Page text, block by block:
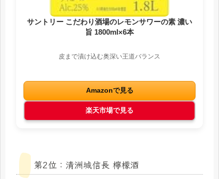
サントリー こだわり酒場のレモンサワーの素 濃い
旨 1800ml×6本
皮まで漬け込む奥深い王道バランス
Amazonで見る
楽天市場で見る
第2位：清洲城信長 檸檬酒